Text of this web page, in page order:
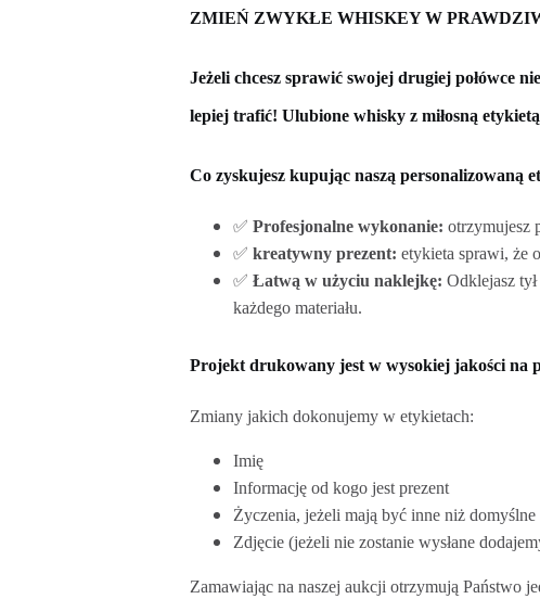
ZMIEŃ ZWYKŁE WHISKEY W
Jeżeli chcesz sprawić swojej drugiej połówce
lepiej trafić! Ulubione whisky z miłosną
Co zyskujesz kupując naszą personalizowaną
✅ Profesjonalne wykonanie: otrzymujesz
✅ kreatywny prezent: etykieta sprawi, że
✅ Łatwą w użyciu naklejkę: Odklejasz
każdego materiału.
Projekt drukowany jest w wysokiej jakości na
Zmiany jakich dokonujemy w etykietach:
Imię
Informację od kogo jest prezent
Życzenia, jeżeli mają być inne niż domyślne
Zdjęcie (jeżeli nie zostanie wysłane
Zamawiając na naszej aukcji otrzymują Państwo